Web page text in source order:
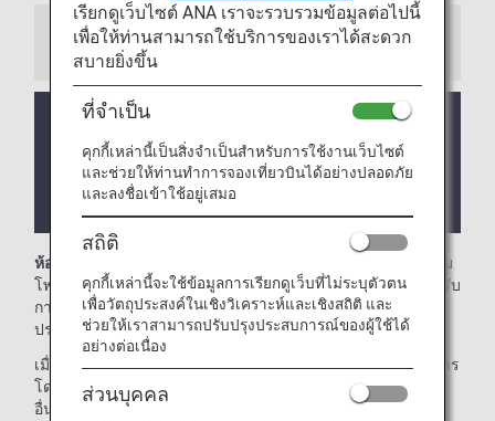
ข้อมูล
เวลาให้บริการและเวลาเปิดของห้องรับรองอื่นๆ อาจ
เปลี่ยนแปลงโดยไม่แจ้งให้ทราบล่วงหน้า
อาจมีข้อจำกัดเกี่ยวกับเงื่อนไขการเข้าใช้ห้องรับรอง
โดยขึ้นอยู่กับประเทศหรือรัฐที่เป็นที่ตั้งของห้องรับรอง
ห้องรับรองของ Asiana Airlines
ในสนามบินนานาชาติโซลคิม
โพ พร้อมให้บริการท่านแล้วในหน้านี้ ท่านจะพบกับเกณฑ์สำหรับ
การเข้าใช้บริการห้องรับรองเมื่อใช้บริการเที่ยวบินระหว่าง
ประเทศที่ดำเนินการโดย ANA
เมื่อทำการเปลี่ยนเครื่องจากเที่ยวบินระหว่างประเทศที่ดำเนินการ
โดย ANA ไปยังเที่ยวบินในประเทศที่ดำเนินการโดยสายการบิน
อื่น ที่สนามบินนอกประเทศญี่ปุ่น เกณฑ์การเข้าใช้บริการห้อง
เรียกดูเว็บไซต์ ANA เราจะรวบรวมข้อมูลต่อไปนี้
เพื่อให้ท่านสามารถใช้บริการของเราได้สะดวก
สบายยิ่งขึ้น
ที่จำเป็น
คุกกี้เหล่านี้เป็นสิ่งจำเป็นสำหรับการใช้งานเว็บไซต์
และช่วยให้ท่านทำการจองเที่ยวบินได้อย่างปลอดภัย
และลงชื่อเข้าใช้อยู่เสมอ
สถิติ
คุกกี้เหล่านี้จะใช้ข้อมูลการเรียกดูเว็บที่ไม่ระบุตัวตน
เพื่อวัตถุประสงค์ในเชิงวิเคราะห์และเชิงสถิติ และ
ช่วยให้เราสามารถปรับปรุงประสบการณ์ของผู้ใช้ได้
อย่างต่อเนื่อง
ส่วนบุคคล